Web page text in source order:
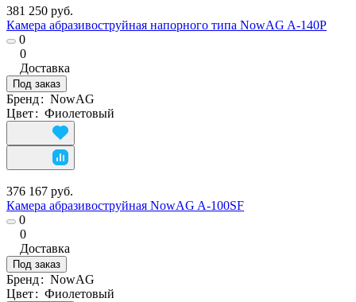
381 250 руб.
Камера абразивоструйная напорного типа NowAG A-140P
0
0
Доставка
Под заказ
Бренд: NowAG
Цвет: Фиолетовый
376 167 руб.
Камера абразивоструйная NowAG A-100SF
0
0
Доставка
Под заказ
Бренд: NowAG
Цвет: Фиолетовый